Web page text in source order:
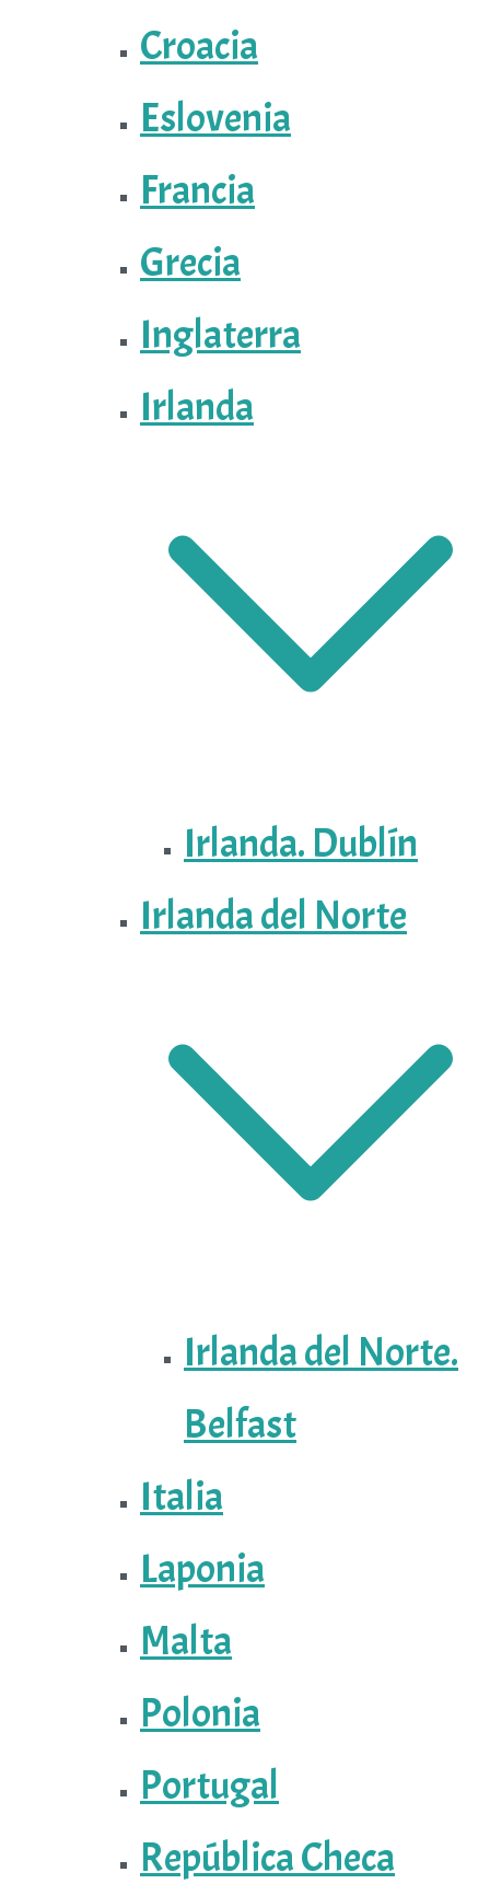
Croacia
Eslovenia
Francia
Grecia
Inglaterra
Irlanda
Irlanda. Dublín
Irlanda del Norte
Irlanda del Norte.
Belfast
Italia
Laponia
Malta
Polonia
Portugal
República Checa